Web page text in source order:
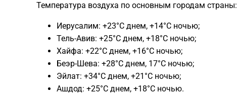
Температура воздуха по основным городам страны:
Иерусалим: +23°C днем, +14°C ночью;
Тель-Авив: +25°C днем, +18°C ночью;
Хайфа: +22°C днем, +16°C ночью;
Беэр-Шева: +28°C днем, 17°C ночью;
Эйлат: +34°C днем, +21°C ночью;
Ашдод: +25°C днем, +18°C ночью.